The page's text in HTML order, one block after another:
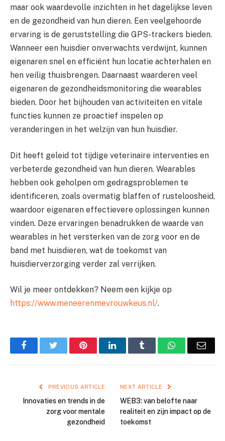
maar ook waardevolle inzichten in het dagelijkse leven
en de gezondheid van hun dieren. Een veelgehoorde
ervaring is de geruststelling die GPS-trackers bieden.
Wanneer een huisdier onverwachts verdwijnt, kunnen
eigenaren snel en efficiënt hun locatie achterhalen en
hen veilig thuisbrengen. Daarnaast waarderen veel
eigenaren de gezondheidsmonitoring die wearables
bieden. Door het bijhouden van activiteiten en vitale
functies kunnen ze proactief inspelen op
veranderingen in het welzijn van hun huisdier.
Dit heeft geleid tot tijdige veterinaire interventies en
verbeterde gezondheid van hun dieren. Wearables
hebben ook geholpen om gedragsproblemen te
identificeren, zoals overmatig blaffen of rusteloosheid,
waardoor eigenaren effectievere oplossingen kunnen
vinden. Deze ervaringen benadrukken de waarde van
wearables in het versterken van de zorg voor en de
band met huisdieren, wat de toekomst van
huisdierverzorging verder zal verrijken.
Wil je meer ontdekken? Neem een kijkje op
https://www.meneerenmevrouwkeus.nl/.
FacebookTwitter PinterestLinkedIn Tumblr WhatsApp
PREVIOUS ARTICLE
Innovaties en trends in de
zorg voor mentale
gezondheid
NEXT ARTICLE
WEB3: van belofte naar
realiteit en zijn impact op de
toekomst